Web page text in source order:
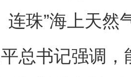
连珠”海上天
书记强调，